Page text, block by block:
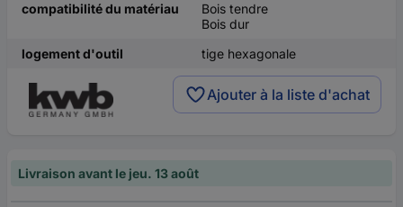
compatibilité du matériau
Bois tendre
Bois dur
logement d'outil
tige hexagonale
Ajouter à la liste d'achat
Livraison avant le jeu. 13 août